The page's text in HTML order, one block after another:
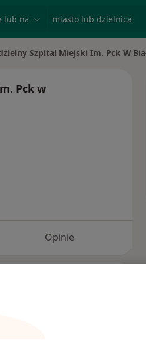
Szpital Miejski Im. Pck W
Pck w
Opinie